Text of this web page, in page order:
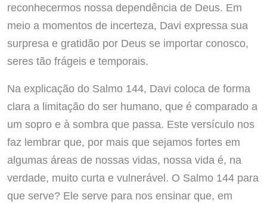
reconhecermos nossa dependência de Deus. Em
meio a momentos de incerteza, Davi expressa sua
surpresa e gratidão por Deus se importar conosco,
seres tão frágeis e temporais.
Na explicação do Salmo 144, Davi coloca de forma
clara a limitação do ser humano, que é comparado a
um sopro e à sombra que passa. Este versículo nos
faz lembrar que, por mais que sejamos fortes em
algumas áreas de nossas vidas, nossa vida é, na
verdade, muito curta e vulnerável. O Salmo 144 para
que serve? Ele serve para nos ensinar que, em